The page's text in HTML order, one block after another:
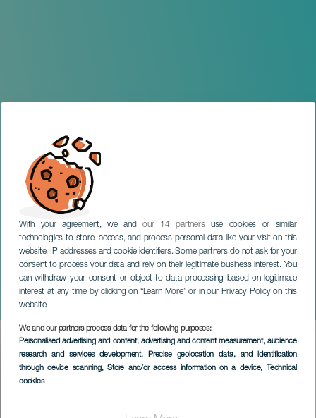
With your agreement, we andour 14 partnersuse cookies or similar
technologies to store, access, and process personal data like your visit on this
website, IP addresses and cookie identifiers. Some partners do not ask for your
consent to process your data and rely on their legitimate business interest. You
can withdraw your consent or object to data processing based on legitimate
interest at any time by clicking on “Learn More” or in our Privacy Policy on this
website.
We and our partners process data for the following purposes:
Personalised advertising and content, advertising and content measurement, audience
research and services development, Precise geolocation data, and identification
through device scanning, Store and/or access information on a device, Technical
cookies
Les Founambules
GRAN CANARIA
Imagen
Listado